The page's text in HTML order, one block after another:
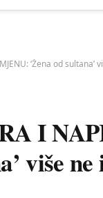
‘Žena od
I
više